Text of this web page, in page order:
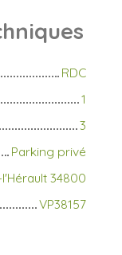
RDC
1
3
Parking privé
34800
VP38157